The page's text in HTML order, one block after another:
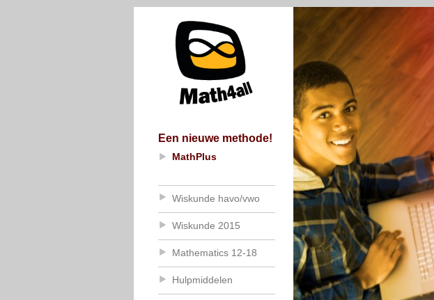
Een nieuwe methode!
MathPlus
Wiskunde havo/vwo
Wiskunde 2015
Mathematics 12-18
Hulpmiddelen